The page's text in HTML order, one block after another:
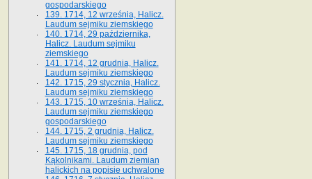
gospodarskiego
139. 1714, 12 września, Halicz.
Laudum sejmiku ziemskiego
140. 1714, 29 października,
Halicz. Laudum sejmiku
ziemskiego
141. 1714, 12 grudnia, Halicz.
Laudum sejmiku ziemskiego
142. 1715, 29 stycznia, Halicz.
Laudum sejmiku ziemskiego
143. 1715, 10 września, Halicz.
Laudum sejmiku ziemskiego
gospodarskiego
144. 1715, 2 grudnia, Halicz.
Laudum sejmiku ziemskiego
145. 1715, 18 grudnia, pod
Kąkolnikami. Laudum ziemian
halickich na popisie uchwalone